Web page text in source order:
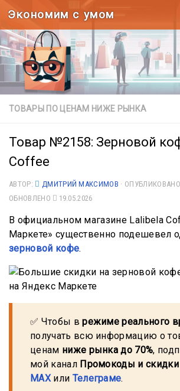
Под записью
Экономим с умом
ТОВАРЫ ПО ЦЕНАМ НИЖЕ РЫНКА
Товар №2158: Зерновой
Coffee
АВТОР: ДМИТРИЙ МАКСИМОВ · ОПУБЛИКОВАНО
ОБНОВЛЕНО
19.05.2026
В официальном магазине Lalibela
Маркете» существенно подешевел
зерновой кофе.
✅ Чтобы врежиме реального
получать всю информацию о
ценам ниже рынка до 70%,
мой канал Промокоды и скидки
MAXили Телеграме.